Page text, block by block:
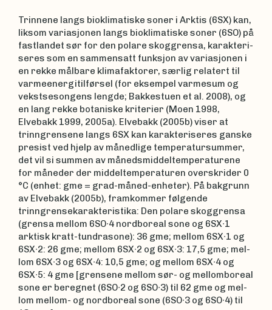
Trinnene langs bioklimatiske soner i Arktis (6SX) kan,
liksom variasjonen langs bioklimatiske soner (6SO) på
fastlandet sør for den polare skoggrensa, karakteri­
seres som en sammensatt funksjon av variasjonen i
en rekke målbare klimafaktorer, særlig relatert til
varmeenergitilførsel (for eksempel varmesum og
vekstsesongens lengde; Bakkestuen et al. 2008), og
en lang rekke botaniske kriterier (Moen 1998,
Elvebakk 1999, 2005a). Elvebakk (2005b) viser at
trinngrensene langs 6SX kan karakteriseres ganske
presist ved hjelp av månedlige tempera­tursummer,
det vil si summen av månedsmiddel­temperaturene
for måneder der middeltemperaturen overskrider 0
°C (enhet: gme = grad-måned-enheter). På bakgrunn
av Elvebakk (2005b), framkom­mer følgende
trinngrense­karak­teristika: Den polare skoggrensa
(grensa mellom 6SO∙4 nordboreal sone og 6SX∙1
arktisk kratt-tundrasone): 36 gme; mellom 6SX∙1 og
6SX∙2: 26 gme; mellom 6SX∙2 og 6SX∙3: 17,5 gme; mel­
lom 6SX∙3 og 6SX∙4: 10,5 gme; og mellom 6SX∙4 og
6SX∙5: 4 gme [grensene mellom sør- og mel­lomboreal
sone er beregnet (6SO∙2 og 6SO∙3) til 62 gme og mel­
lom mellom- og nordboreal so­ne (6SO∙3 og 6SO∙4) til